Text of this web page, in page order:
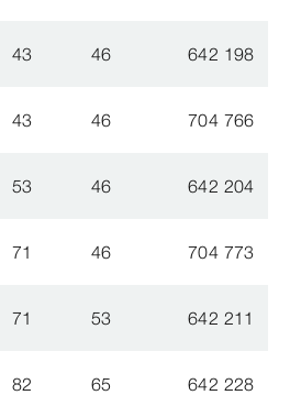
43 46 642 198
43 46 704 766
53 46 642 204
71 46 704 773
71 53 642 211
82 65 642 228